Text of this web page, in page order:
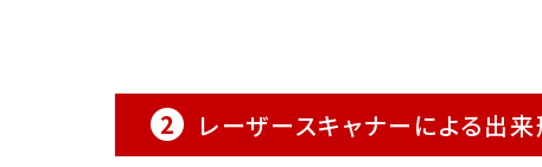
2 レーザースキャナーによる出